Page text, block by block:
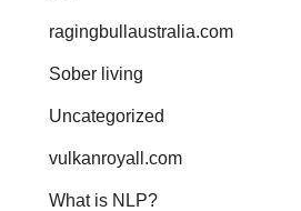
ragingbullaustralia.com
Sober living
Uncategorized
vulkanroyall.com
What is NLP?